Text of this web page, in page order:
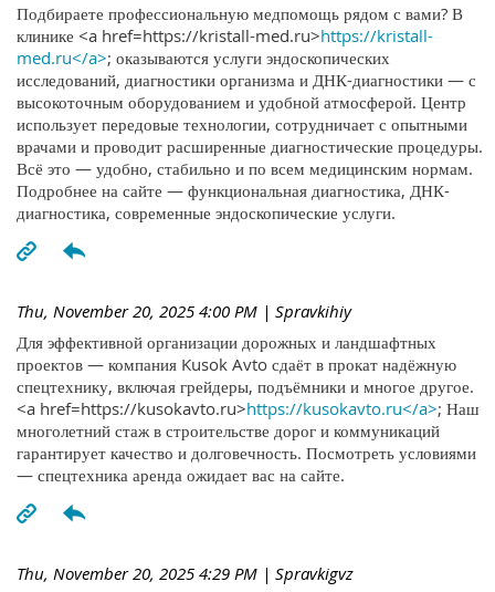
Подбираете профессиональную медпомощь рядом с вами? В
клинике <a href=https://kristall-med.ru>https://kristall-
med.ru</a>; оказываются услуги эндоскопических
исследований, диагностики организма и ДНК-диагностики — с
высокоточным оборудованием и удобной атмосферой. Центр
использует передовые технологии, сотрудничает с опытными
врачами и проводит расширенные диагностические процедуры.
Всё это — удобно, стабильно и по всем медицинским нормам.
Подробнее на сайте — функциональная диагностика, ДНК-
диагностика, современные эндоскопические услуги.
Thu, November 20, 2025 4:00 PM | Spravkihiy
Для эффективной организации дорожных и ландшафтных
проектов — компания Kusok Avto сдаёт в прокат надёжную
спецтехнику, включая грейдеры, подъёмники и многое другое.
<a href=https://kusokavto.ru>https://kusokavto.ru</a>; Наш
многолетний стаж в строительстве дорог и коммуникаций
гарантирует качество и долговечность. Посмотреть условиями
— спецтехника аренда ожидает вас на сайте.
Thu, November 20, 2025 4:29 PM | Spravkigvz